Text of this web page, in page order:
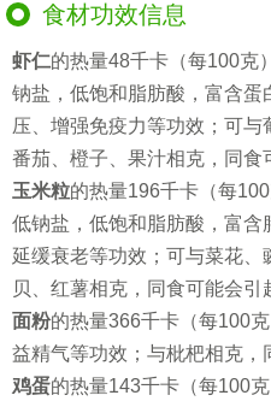
食材功效信息
虾仁的热量48千卡（每100克
钠盐，低饱和脂肪酸，富含蛋
压、增强免疫力等功效；可
番茄、橙子、果汁相克，同食
玉米粒的热量196千卡（每
低钠盐，低饱和脂肪酸，富含
延缓衰老等功效；可与菜花
贝、红薯相克，同食可能会引
面粉的热量366千卡（每100
益精气等功效；与枇杷相克，
鸡蛋的热量143千卡（每100